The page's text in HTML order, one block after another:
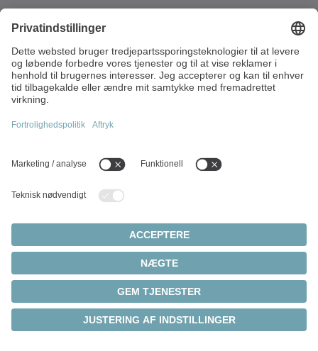
WITTENSTEIN alpha Linear
System
INIRA®-monteringskonceptet fås i kombination med et
bredt udvalg af højtydende og præcise lineære systemer.
Download katalog
Kontakt os